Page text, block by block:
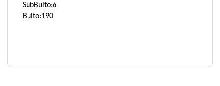
SubBulto:6
Bulto:190